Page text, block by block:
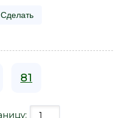
Сделать
81